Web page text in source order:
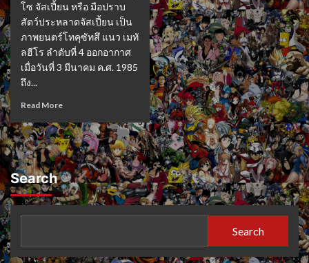
โซ จัสเปี้ยน หรือ มือปราบ
สัตว์ประหลาดจัสเปี้ยน เป็น
ภาพยนตร์โทคุซัทสึ แนว เมทั
ลฮีโร ลำดับที่ 4 ออกอากาศ
เมื่อวันที่ 3 มีนาคม ค.ศ. 1985
ถึง...
Read More
Search
Search